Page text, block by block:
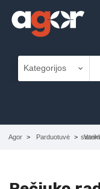
Agor Parduotuvė Variklio aušinimo